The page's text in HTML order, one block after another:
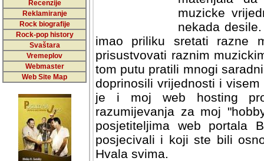
Recenzije
Reklamiranje
Rock biografije
Rock-pop history
Svaštara
Vremeplov
Webmaster
Web Site Map
muzicke
nekada
imao priliku sretati razne
prisustvovati raznim
tom putu pratili mnogi
doprinosili vrijednosti i
je i moj web hosting
razumijevanja za moj
posjetiteljima web portala
posjecivali i koji ste bili
Hvala svima.